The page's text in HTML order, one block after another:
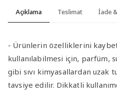
Açıklama Teslimat İade
- Ürünlerin özelliklerini
kullanılabilmesi için, parfüm,
gibi sıvı kimyasallardan uzak
tavsiye edilir. Dikkatli